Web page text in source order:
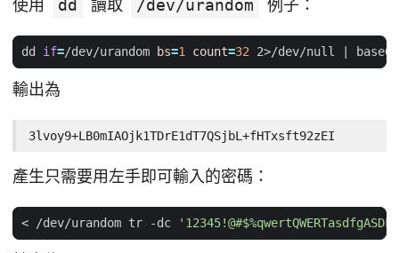
使用 dd 讀取 /dev/urandom 例子：
dd if=/dev/urandom bs=1 count=32 2>/dev/null
輸出為
3lvoy9+LB0mIAOjk1TDrE1dT7QSjbL+fHTxsft92zEI
產生只需要用左手即可輸入的密碼：
< /dev/urandom tr -dc